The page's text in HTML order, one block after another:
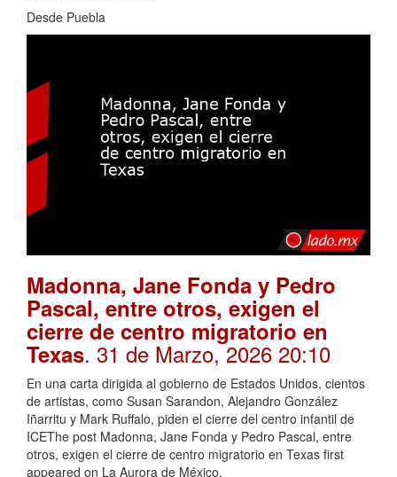
Desde Puebla
Madonna, Jane Fonda y Pedro
Pascal, entre otros, exigen el
cierre de centro migratorio en
Texas. 31 de Marzo, 2026 20:10
En una carta dirigida al gobierno de Estados Unidos, cientos
de artistas, como Susan Sarandon, Alejandro González
Iñarritu y Mark Ruffalo, piden el cierre del centro infantil de
ICEThe post Madonna, Jane Fonda y Pedro Pascal, entre
otros, exigen el cierre de centro migratorio en Texas first
appeared on La Aurora de México.